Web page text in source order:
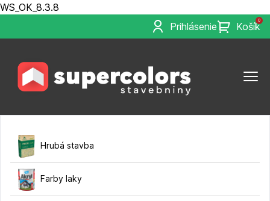
WS_OK_8.3.8
Prihlásenie
0
Košík
Hrubá stavba
Farby laky